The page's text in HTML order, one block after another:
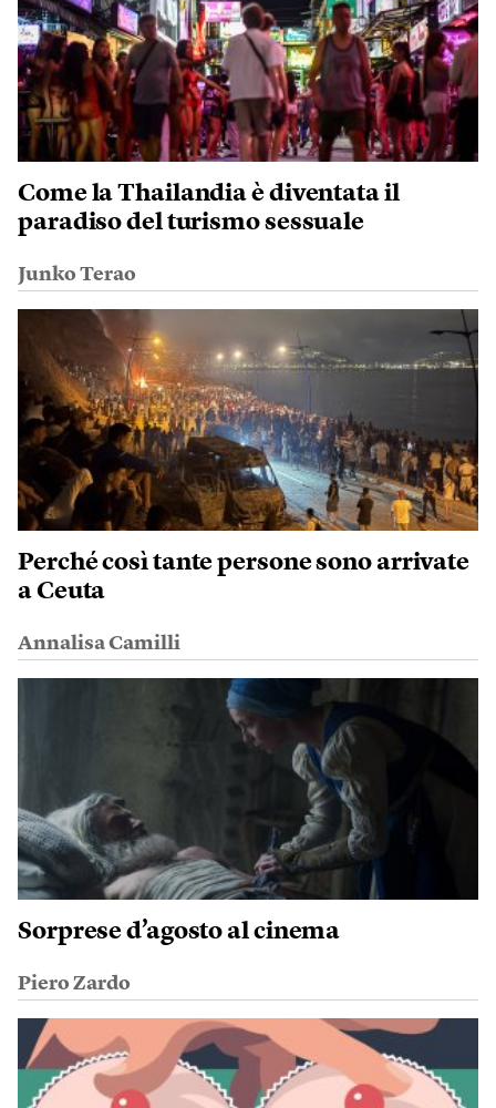
Come la Thailandia è diventata il
paradiso del turismo sessuale
Junko Terao
Perché così tante persone sono arrivate
a Ceuta
Annalisa Camilli
Sorprese d’agosto al cinema
Piero Zardo